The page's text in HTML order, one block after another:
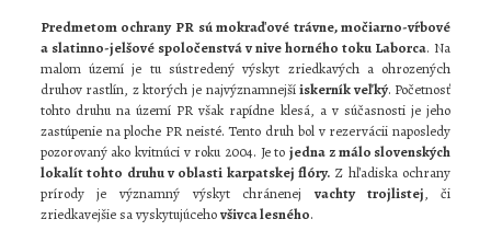
Predmetom ochrany PR sú mokraďové trávne, močiarno-vŕbové
a slatinno-jelšové spoločenstvá v nive horného toku Laborca. Na
malom území je tu sústredený výskyt zriedkavých a ohrozených
druhov rastlín, z ktorých je najvýznamnejšíiskerník veľký. Početnosť
tohto druhu na území PR však rapídne klesá, a v súčasnosti je jeho
zastúpenie na ploche PR neisté. Tento druh bol v rezervácii naposledy
pozorovaný ako kvitnúci v roku 2004. Je tojedna z málo slovenských
lokalít tohto druhu v oblasti karpatskej flóry. Z hľadiska ochrany
prírody je významný výskyt chránenej vachty trojlistej, či
zriedkavejšie sa vyskytujúcehovšivca lesného.